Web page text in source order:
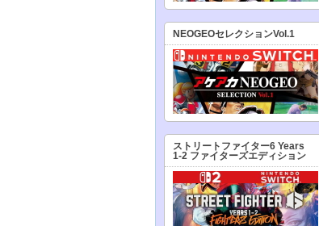
NEOGEOセレクションVol.1
ストリートファイター6 Years
1-2 ファイターズエディション